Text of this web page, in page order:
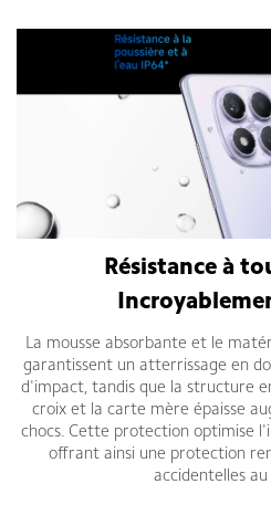
Résistance à
La mousse absorbante et le
garantissent un atterrissage en
d'impact, tandis que la structure
croix et la carte mère épaisse
chocs. Cette protection optimise
offrant ainsi une protection
accidentelles